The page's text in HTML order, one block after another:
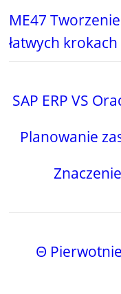
ME47
łatwych
SAP ERP VS
Planowanie
Θ